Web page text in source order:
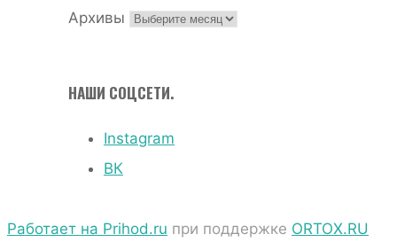
Архивы
НАШИ СОЦСЕТИ.
Instagram
ВК
Работает на Prihod.ru при поддержке ORTOX.RU